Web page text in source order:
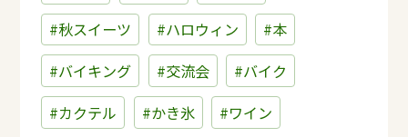
#秋スイーツ
#ハロウィン
#本
#バイキング
#交流会
#バイク
#カクテル
#かき氷
#ワイン